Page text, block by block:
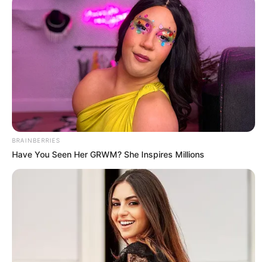
BRAINBERRIES
Have You Seen Her GRWM? She Inspires Millions